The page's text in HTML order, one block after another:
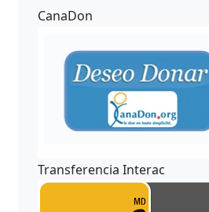
CanaDon
Transferencia Interac